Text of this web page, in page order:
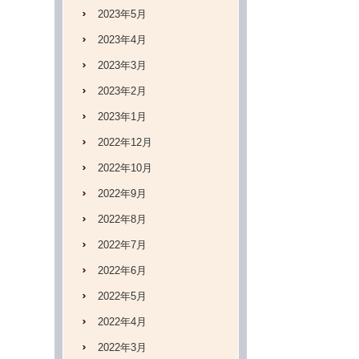
2023年5月
2023年4月
2023年3月
2023年2月
2023年1月
2022年12月
2022年10月
2022年9月
2022年8月
2022年7月
2022年6月
2022年5月
2022年4月
2022年3月